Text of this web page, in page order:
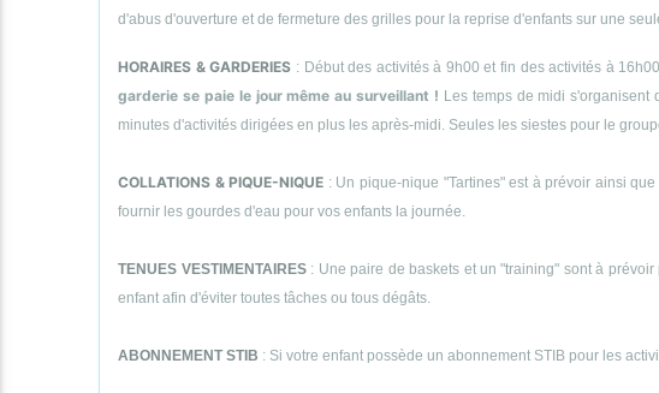
d'abus d'ouverture et de fermeture des grilles pour la reprise d'enfants sur une
HORAIRES & GARDERIES : Début des activités à 9h00 et fin des activités à
garderie se paie le jour même au surveillant ! Les temps de midi
minutes d'activités dirigées en plus les après-midi. Seules les siestes pour le
COLLATIONS & PIQUE-NIQUE : Un pique-nique "Tartines" est à prévoir ainsi
fournir les gourdes d'eau pour vos enfants la journée.
TENUES VESTIMENTAIRES: Une paire de baskets et un "training" sont à
enfant afin d'éviter toutes tâches ou tous dégâts.
ABONNEMENT STIB : Si votre enfant possède un abonnement STIB pour les